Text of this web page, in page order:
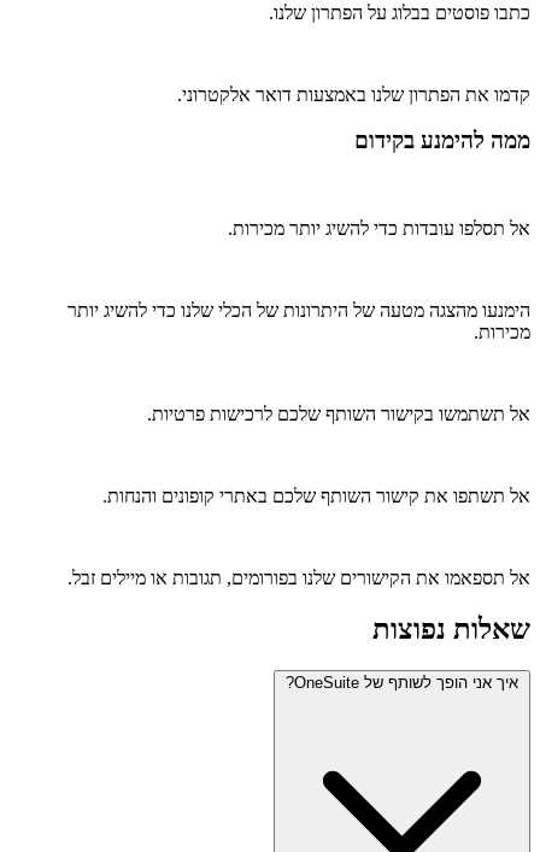
כתבו פוסטים בבלוג על הפתרון שלנו.
קדמו את הפתרון שלנו באמצעות דואר אלקטרוני.
ממה להימנע בקידום
אל תסלפו עובדות כדי להשיג יותר מכירות.
הימנעו מהצגה מטעה של היתרונות של הכלי שלנו כדי להשיג יותר
מכירות.
אל תשתמשו בקישור השותף שלכם לרכישות פרטיות.
אל תשתפו את קישור השותף שלכם באתרי קופונים והנחות.
אל תספאמו את הקישורים שלנו בפורומים, תגובות או מיילים זבל.
שאלות נפוצות
איך אני הופך לשותף של OneSuite?